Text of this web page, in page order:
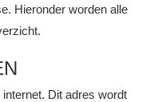
Hieronder worden alle
Dit adres wordt